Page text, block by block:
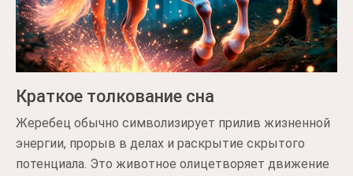
Краткое толкование сна
Жеребец обычно символизирует прилив жизненной
энергии, прорыв в делах и раскрытие скрытого
потенциала. Это животное олицетворяет движение